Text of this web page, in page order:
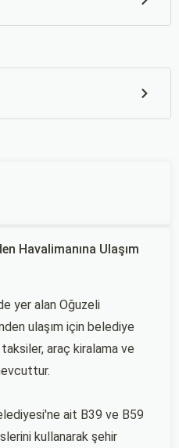
Havalimanına Ulaşım
yer alan Oğuzeli
ulaşım için belediye
araç kiralama ve
ait B39 ve B59
kullanarak şehir